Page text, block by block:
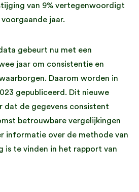
van 9% vertegenwoordigt
jaar.
gebeurt nu met een
jaar om consistentie en
Daarom worden in
gepubliceerd. Dit nieuwe
dat de gegevens consistent
betrouwbare vergelijkingen
informatie over de methode van
is te vinden in het rapport van